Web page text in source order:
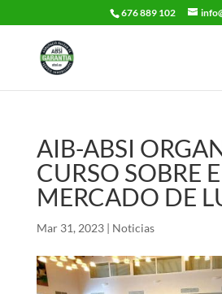
676 889 102
AIB-ABSI
CURSO SOBRE
MERCADO DE
Mar 31, 2023| Noticias